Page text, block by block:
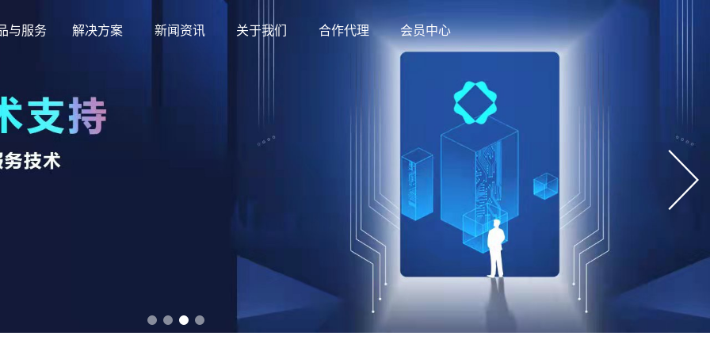
与服务 解决方案 新闻资讯 关于我们 合作代理 会员中心